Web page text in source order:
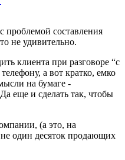
проблемой составления
не удивительно.
клиента при разговоре “с
а вот кратко, емко
на бумаге -
еще и сделать так, чтобы
(а это, на
один десяток продающих